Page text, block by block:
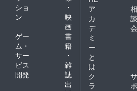
ショ
ン
・
映
画
ゲー
ム・
サー
ビス
開発
書
籍
・
雑
誌
出
ア
カ
デ
ミ
ー
と
は
相
談
会
ク
ラ
サ
ポ